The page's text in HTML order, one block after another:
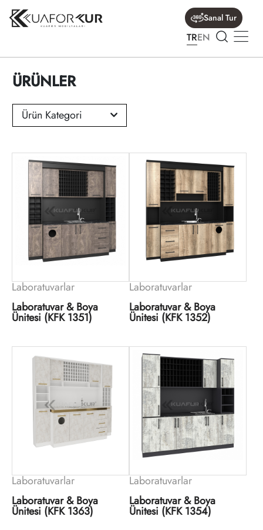
Sanal Tur
TREN
ÜRÜNLER
Ürün Kategori
Laboratuvarlar
Laboratuvar & Boya
Ünitesi (KFK 1351)
Laboratuvarlar
Laboratuvar & Boya
Ünitesi (KFK 1352)
Laboratuvarlar
Laboratuvar & Boya
Ünitesi (KFK 1363)
Laboratuvarlar
Laboratuvar & Boya
Ünitesi (KFK 1354)